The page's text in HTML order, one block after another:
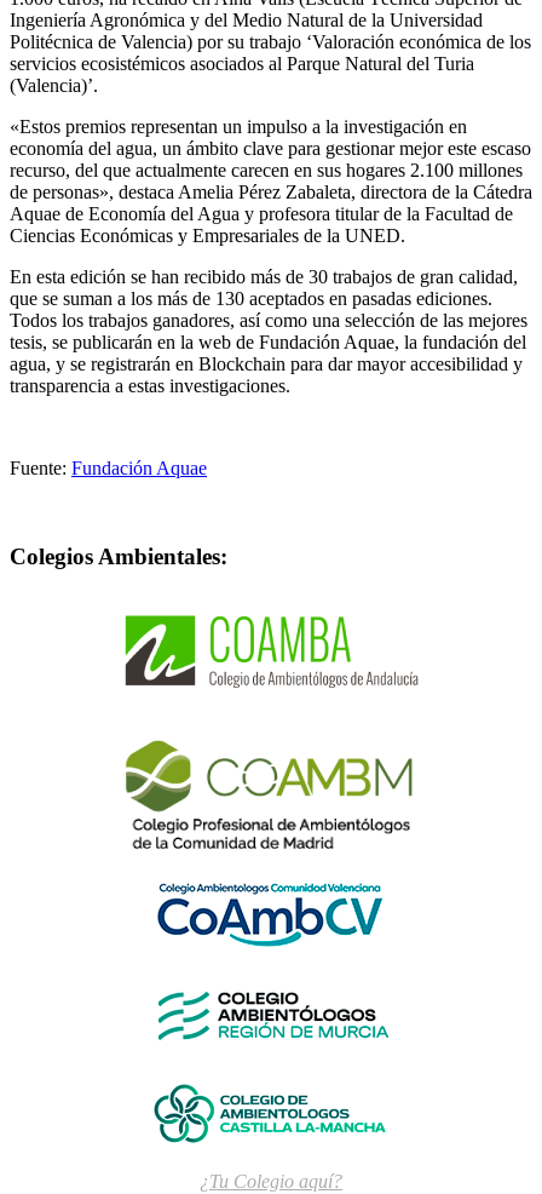
Ingeniería Agronómica y del Medio Natural de la Universidad
Politécnica de Valencia) por su trabajo ‘Valoración económica de los
servicios ecosistémicos asociados al Parque Natural del Turia
(Valencia)’.
«Estos premios representan un impulso a la investigación en
economía del agua, un ámbito clave para gestionar mejor este escaso
recurso, del que actualmente carecen en sus hogares 2.100 millones
de personas», destaca Amelia Pérez Zabaleta, directora de la Cátedra
Aquae de Economía del Agua y profesora titular de la Facultad de
Ciencias Económicas y Empresariales de la UNED.
En esta edición se han recibido más de 30 trabajos de gran calidad,
que se suman a los más de 130 aceptados en pasadas ediciones.
Todos los trabajos ganadores, así como una selección de las mejores
tesis, se publicarán en la web de Fundación Aquae, la fundación del
agua, y se registrarán en Blockchain para dar mayor accesibilidad y
transparencia a estas investigaciones.
Fuente: Fundación Aquae
Colegios Ambientales:
¿Tu Colegio aquí?